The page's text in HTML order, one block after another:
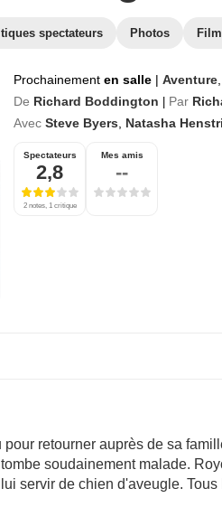
spectateurs Photos
Prochainement en salle | Aventure
De Richard Boddington Par
Avec Steve Byers Natasha
Spectateurs
2,8
2 notes, 1 critique
Mes amis
--
retourner auprès de sa
soudainement malade.
servir de chien d'aveugle.